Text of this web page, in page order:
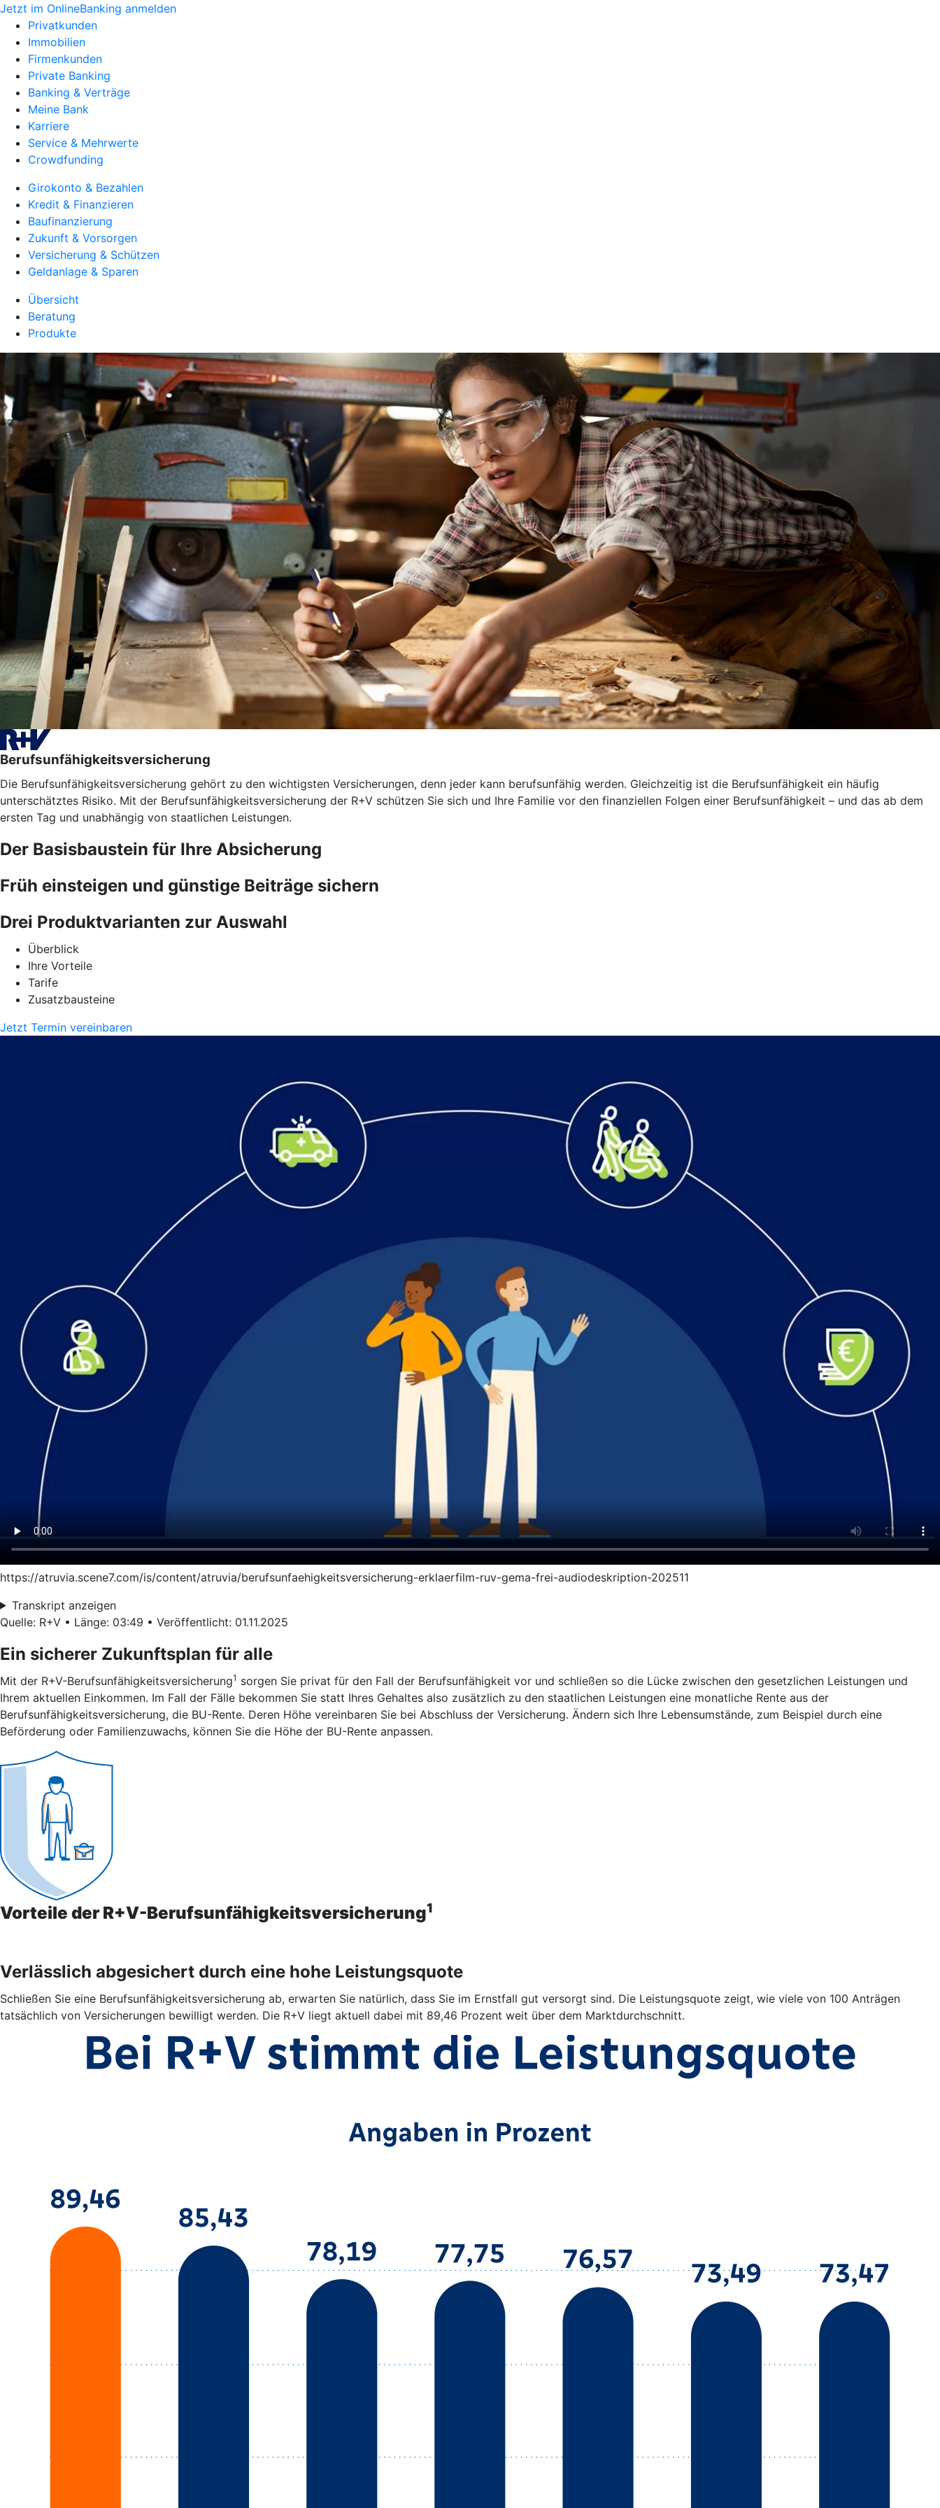
Jetzt im OnlineBanking anmelden
Privatkunden
Immobilien
Firmenkunden
Private Banking
Banking & Verträge
Meine Bank
Karriere
Service & Mehrwerte
Crowdfunding
Girokonto & Bezahlen
Kredit & Finanzieren
Baufinanzierung
Zukunft & Vorsorgen
Versicherung & Schützen
Geldanlage & Sparen
Übersicht
Beratung
Produkte
Berufsunfähigkeitsversicherung
Die Berufsunfähigkeitsversicherung gehört zu den wichtigsten Versicherungen, denn jeder kann berufsunfähig werden. Gleichzeitig ist die Berufsunfähigkeit ein häufig
unterschätztes Risiko. Mit der Berufsunfähigkeitsversicherung der R+V schützen Sie sich und Ihre Familie vor den finanziellen Folgen einer Berufsunfähigkeit – und das ab dem
ersten Tag und unabhängig von staatlichen Leistungen.
Der Basisbaustein für Ihre Absicherung
Früh einsteigen und günstige Beiträge sichern
Drei Produktvarianten zur Auswahl
Überblick
Ihre Vorteile
Tarife
Zusatzbausteine
Jetzt Termin vereinbaren
https://atruvia.scene7.com/is/content/atruvia/berufsunfaehigkeitsversicherung-erklaerfilm-ruv-gema-frei-audiodeskription-202511
Transkript anzeigen
Quelle: R+V • Länge: 03:49 • Veröffentlicht: 01.11.2025
Ein sicherer Zukunftsplan für alle
Mit der R+V-Berufsunfähigkeitsversicherung1 sorgen Sie privat für den Fall der Berufsunfähigkeit vor und schließen so die Lücke zwischen den gesetzlichen Leistungen und
Ihrem aktuellen Einkommen. Im Fall der Fälle bekommen Sie statt Ihres Gehaltes also zusätzlich zu den staatlichen Leistungen eine monatliche Rente aus der
Berufsunfähigkeitsversicherung, die BU-Rente. Deren Höhe vereinbaren Sie bei Abschluss der Versicherung. Ändern sich Ihre Lebensumstände, zum Beispiel durch eine
Beförderung oder Familienzuwachs, können Sie die Höhe der BU-Rente anpassen.
Vorteile der R+V-Berufsunfähigkeitsversicherung1
Verlässlich abgesichert durch eine hohe Leistungsquote
Schließen Sie eine Berufsunfähigkeitsversicherung ab, erwarten Sie natürlich, dass Sie im Ernstfall gut versorgt sind. Die Leistungsquote zeigt, wie viele von 100 Anträgen
tatsächlich von Versicherungen bewilligt werden. Die R+V liegt aktuell dabei mit 89,46 Prozent weit über dem Marktdurchschnitt.